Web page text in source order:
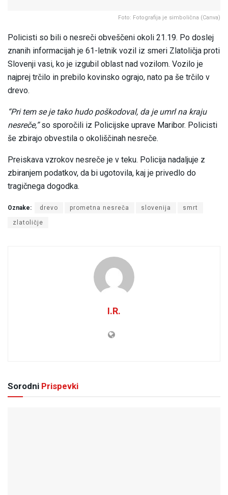
Foto: Fotografija je simbolična (Canva)
Policisti so bili o nesreči obveščeni okoli 21.19. Po doslej
znanih informacijah je 61-letnik vozil iz smeri Zlatoličja proti
Slovenji vasi, ko je izgubil oblast nad vozilom. Vozilo je
najprej trčilo in prebilo kovinsko ograjo, nato pa še trčilo v
drevo.
“Pri tem se je tako hudo poškodoval, da je umrl na kraju
nesreče,”so sporočili iz Policijske uprave Maribor. Policisti
še zbirajo obvestila o okoliščinah nesreče.
Preiskava vzrokov nesreče je v teku. Policija nadaljuje z
zbiranjem podatkov, da bi ugotovila, kaj je privedlo do
tragičnega dogodka.
Oznake: drevo prometna nesreča slovenija smrt
zlatoličje
I.R.
Sorodni Prispevki